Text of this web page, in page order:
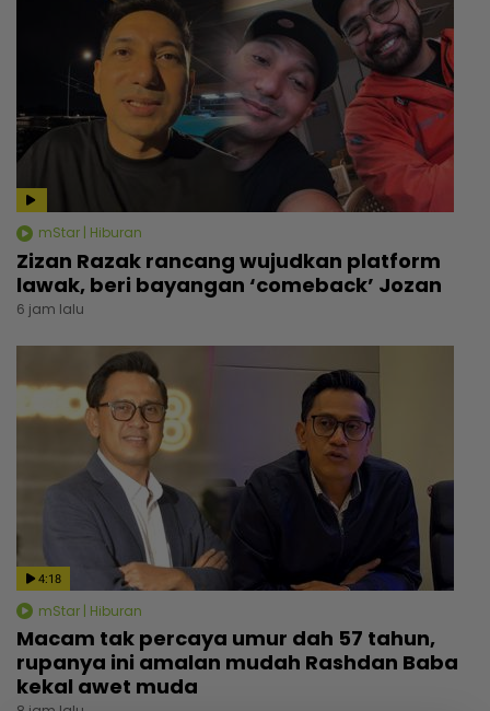
mStar | Hiburan
Zizan Razak rancang wujudkan platform
lawak, beri bayangan ‘comeback’ Jozan
6 jam lalu
4:18
mStar | Hiburan
Macam tak percaya umur dah 57 tahun,
rupanya ini amalan mudah Rashdan Baba
kekal awet muda